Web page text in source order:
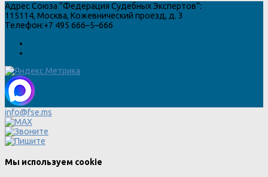
Адрес Союза "Федерация Судебных Экспертов":
115114, Москва, Кожевнический проезд, д. 3
Телефон:+7 495 666–5–666
info@fse.ms
Мы используем cookie